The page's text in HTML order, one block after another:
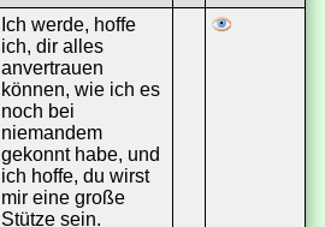
Ich werde, hoffe
ich, dir alles
anvertrauen
können, wie ich es
noch bei
niemandem
gekonnt habe, und
ich hoffe, du wirst
mir eine große
Stütze sein.